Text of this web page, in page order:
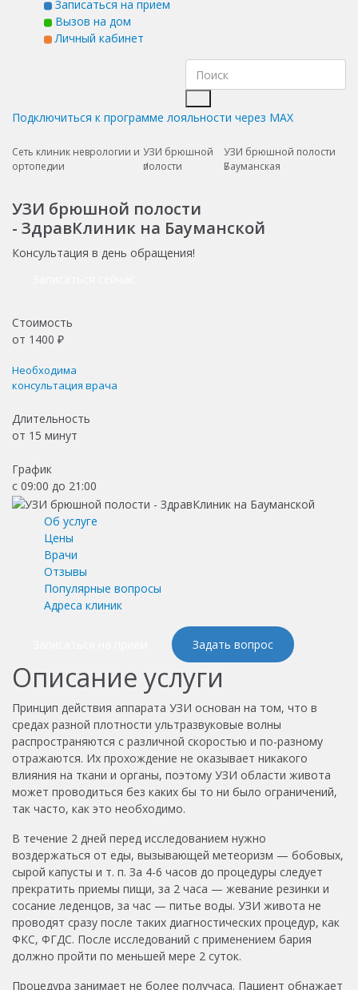
Записаться на прием
Вызов на дом
Личный кабинет
Подключиться к программе лояльности через MAX
Сеть клиник неврологии и
ортопедии
УЗИ брюшной
полости
УЗИ брюшной полости
Бауманская
УЗИ брюшной полости
- ЗдравКлиник на Бауманской
Консультация в день обращения!
Стоимость
от 1400 ₽
Необходима
консультация врача
Длительность
от 15 минут
График
с 09:00 до 21:00
Об услуге
Цены
Врачи
Отзывы
Популярные вопросы
Адреса клиник
Задать вопрос
Описание услуги
Принцип действия аппарата УЗИ основан на том, что в
средах разной плотности ультразвуковые волны
распространяются с различной скоростью и по-разному
отражаются. Их прохождение не оказывает никакого
влияния на ткани и органы, поэтому УЗИ области живота
может проводиться без каких бы то ни было ограничений,
так часто, как это необходимо.
В течение 2 дней перед исследованием нужно
воздержаться от еды, вызывающей метеоризм — бобовых,
сырой капусты и т. п. За 4-6 часов до процедуры следует
прекратить приемы пищи, за 2 часа — жевание резинки и
сосание леденцов, за час — питье воды. УЗИ живота не
проводят сразу после таких диагностических процедур, как
ФКС, ФГДС. После исследований с применением бария
должно пройти по меньшей мере 2 суток.
Процедура занимает не более получаса. Пациент обнажает